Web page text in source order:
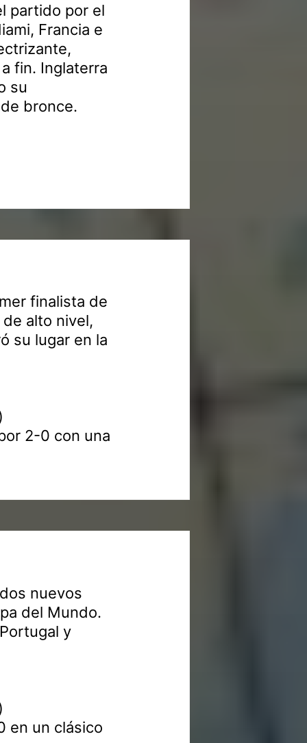
partido por el
Francia e
fin. Inglaterra
su
bronce.
finalista de
alto nivel,
su lugar en la
2-0 con una
nuevos
del Mundo.
y
en un clásico